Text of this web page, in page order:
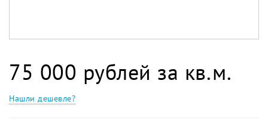
75 000 рублей за кв.м.
Нашли дешевле?